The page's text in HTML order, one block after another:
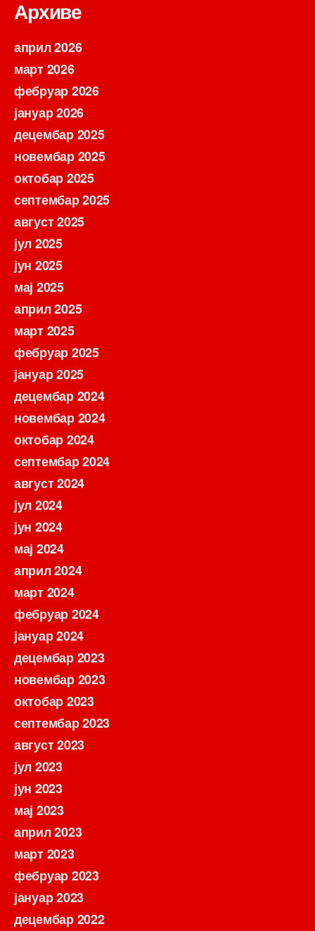
Архиве
април 2026
март 2026
фебруар 2026
јануар 2026
децембар 2025
новембар 2025
октобар 2025
септембар 2025
август 2025
јул 2025
јун 2025
мај 2025
април 2025
март 2025
фебруар 2025
јануар 2025
децембар 2024
новембар 2024
октобар 2024
септембар 2024
август 2024
јул 2024
јун 2024
мај 2024
април 2024
март 2024
фебруар 2024
јануар 2024
децембар 2023
новембар 2023
октобар 2023
септембар 2023
август 2023
јул 2023
јун 2023
мај 2023
април 2023
март 2023
фебруар 2023
јануар 2023
децембар 2022